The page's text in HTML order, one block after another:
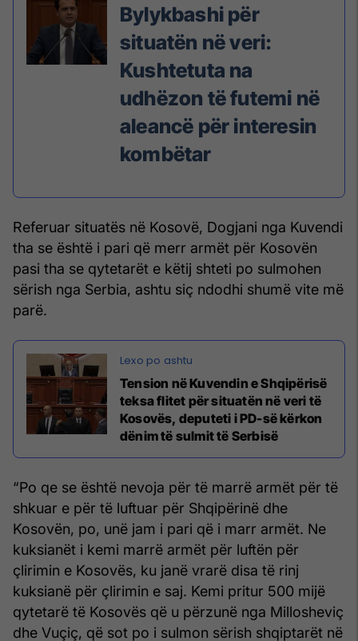
Bylykbashi për
situatën në veri:
Kushtetuta na
udhëzon të futemi në
aleancë për interesin
kombëtar
Referuar situatës në Kosovë, Dogjani nga Kuvendi
tha se është i pari që merr armët për Kosovën
pasi tha se qytetarët e këtij shteti po sulmohen
sërish nga Serbia, ashtu siç ndodhi shumë vite më
parë.
Tension në Kuvendin e Shqipërisë
teksa flitet për situatën në veri të
Kosovës, deputeti i PD-së kërkon
dënim të sulmit të Serbisë
“Po qe se është nevoja për të marrë armët për të
shkuar e për të luftuar për Shqipërinë dhe
Kosovën, po, unë jam i pari që i marr armët. Ne
kuksianët i kemi marrë armët për luftën për
çlirimin e Kosovës, ku janë vrarë disa të rinj
kuksianë për çlirimin e saj. Kemi pritur 500 mijë
qytetarë të Kosovës që u përzunë nga Millosheviç
dhe Vuçiç, që sot po i sulmon sërish shqiptarët në